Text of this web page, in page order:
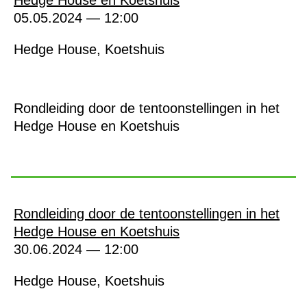
05.05.2024 — 12:00
Hedge House, Koetshuis
Rondleiding door de tentoonstellingen in het
Hedge House en Koetshuis
Rondleiding door de tentoonstellingen in het
Hedge House en Koetshuis
30.06.2024 — 12:00
Hedge House, Koetshuis